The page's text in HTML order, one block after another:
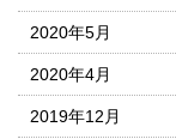
2020年5月
2020年4月
2019年12月